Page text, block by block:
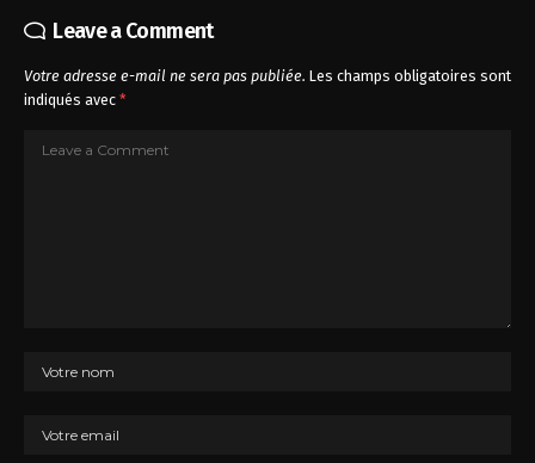
Leave a Comment
Votre adresse e-mail ne sera pas publiée. Les champs obligatoires sont
indiqués avec *